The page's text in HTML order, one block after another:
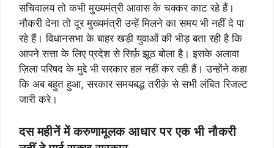
सचिवालय तो कभी मुख्यमंत्री आवास के चक्कर काट रहे हैं।
नौकरी देना तो दूर मुख्यमंत्री उन्हें मिलने का समय भी नहीं दे पा
रहे हैं। विधानसभा के बाहर खड़ी युवाओं की भीड़ बता रही है कि
आपने सत्ता के लिए प्रदेश से सिर्फ़ झूठ बोला है। इसके अलावा
ज़िला परिषद के मुद्दे भी सरकार हल नहीं कर रही हैं। उन्होंने कहा
कि अब बहुत हुआ, सरकार समयबद्ध तरीक़े से सभी लंबित रिजल्ट
जारी करे।
दस महीनें में करुणामूलक आधार पर एक भी नौकरी